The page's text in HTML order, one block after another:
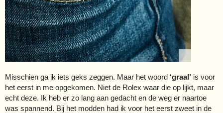
Misschien ga ik iets geks zeggen. Maar het woord ‘graal’ is voor
het eerst in me opgekomen. Niet de Rolex waar die op lijkt, maar
echt deze. Ik heb er zo lang aan gedacht en de weg er naartoe
was spannend. Bij het modden had ik voor het eerst zweet in de